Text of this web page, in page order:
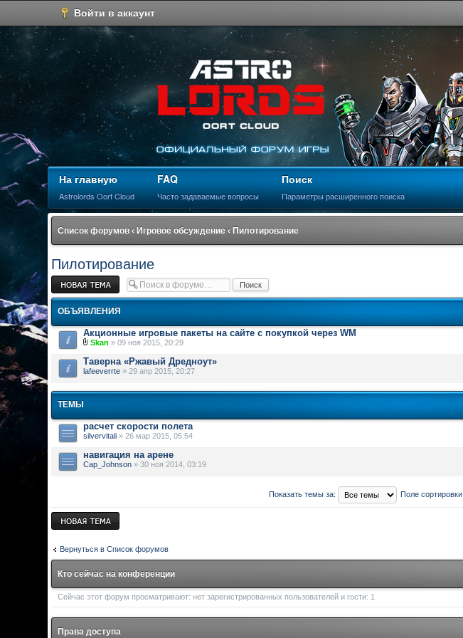
Войти в аккаунт
На главную
Astrolords Oort Cloud
FAQ
Часто задаваемые вопросы
Поиск
Параметры расширенного поиска
Список форумов ‹ Игровое обсуждение ‹ Пилотирование
Пилотирование
Новая тема
ОБЪЯВЛЕНИЯ
Акционные игровые пакеты на сайте с покупкой через WM
Skan » 09 ноя 2015, 20:29
Таверна «Ржавый Дредноут»
lafeeverrte » 29 апр 2015, 20:27
ТЕМЫ
расчет скорости полета
silvervitali » 26 мар 2015, 05:54
навигация на арене
Cap_Johnson » 30 ноя 2014, 03:19
Показать темы за: Поле сортировки
Новая тема
Вернуться в Список форумов
Кто сейчас на конференции
Сейчас этот форум просматривают: нет зарегистрированных пользователей и гости: 1
Права доступа